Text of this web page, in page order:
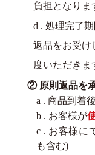
負担となりま
d . 処理完了
返品をお受け
度いただきま
② 原則返品を
a . 商品到着後
b . お客様が
c . お客様に
も含む)